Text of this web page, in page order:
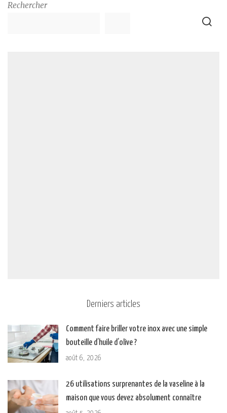
Rechercher
Derniers articles
Comment faire briller votre inox avec une simple
bouteille d’huile d’olive ?
août 6, 2026
26 utilisations surprenantes de la vaseline à la
maison que vous devez absolument connaître